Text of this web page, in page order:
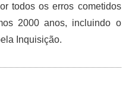
todos os erros cometidos
2000 anos, incluindo o
Inquisição.